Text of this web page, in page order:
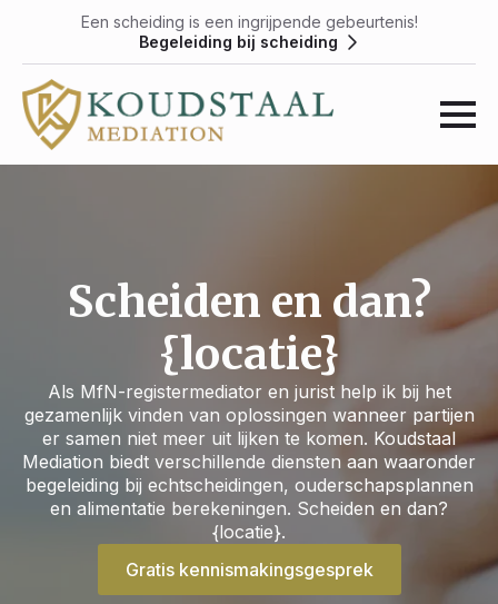
Een scheiding is een ingrijpende gebeurtenis!
Begeleiding bij scheiding
Scheiden en dan?
{locatie}
Als MfN-registermediator en jurist help ik bij het
gezamenlijk vinden van oplossingen wanneer partijen
er samen niet meer uit lijken te komen. Koudstaal
Mediation biedt verschillende diensten aan waaronder
begeleiding bij echtscheidingen, ouderschapsplannen
en alimentatie berekeningen. Scheiden en dan?
{locatie}.
Gratis kennismakingsgesprek